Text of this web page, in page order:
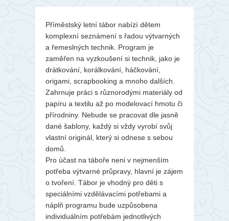
Příměstský letní tábor nabízí dětem
komplexní seznámení s řadou výtvarných
a řemeslných technik. Program je
zaměřen na vyzkoušení si technik, jako je
drátkování, korálkování, háčkování,
origami, scrapbooking a mnoho dalších.
Zahrnuje práci s různorodými materiály od
papíru a textilu až po modelovací hmotu či
přírodniny. Nebude se pracovat dle jasně
dané šablony, každý si vždy vyrobí svůj
vlastní originál, který si odnese s sebou
domů.
Pro účast na táboře neni v nejmenším
potřeba výtvarné průpravy, hlavní je zájem
o tvoření. Tábor je vhodný pro děti s
speciálními vzdělávacími potřebami a
náplň programu bude uzpůsobena
individuálním potřebám jednotlivých